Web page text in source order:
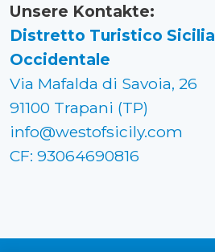
Unsere Kontakte:
Distretto Turistico Sicilia
Occidentale
Via Mafalda di Savoia, 26
91100 Trapani (TP)
info@westofsicily.com
CF: 93064690816